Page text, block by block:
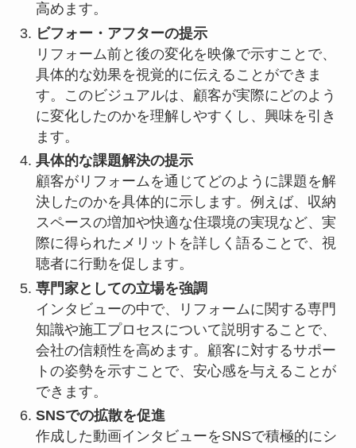
高めます。
ビフォー・アフターの提示
リフォーム前と後の変化を映像で示すことで、
具体的な効果を視覚的に伝えることができま
す。このビジュアルは、顧客が実際にどのよう
に変化したのかを理解しやすくし、興味を引き
ます。
具体的な課題解決の提示
顧客がリフォームを通じてどのように課題を解
決したのかを具体的に示します。例えば、収納
スペースの増加や快適な住環境の実現など、実
際に得られたメリットを詳しく語ることで、視
聴者に行動を促します。
専門家としての立場を強調
インタビューの中で、リフォームに関する専門
知識や施工プロセスについて説明することで、
会社の信頼性を高めます。顧客に対するサポー
トの姿勢を示すことで、安心感を与えることが
できます。
SNSでの拡散を促進
作成した動画インタビューをSNSで積極的にシ